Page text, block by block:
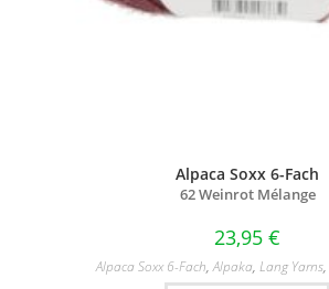
Alpaca Soxx 6-Fach
62 Weinrot Mélange
23,95 €
Alpaca Soxx 6-Fach,Alpaka, Lang Yarns,